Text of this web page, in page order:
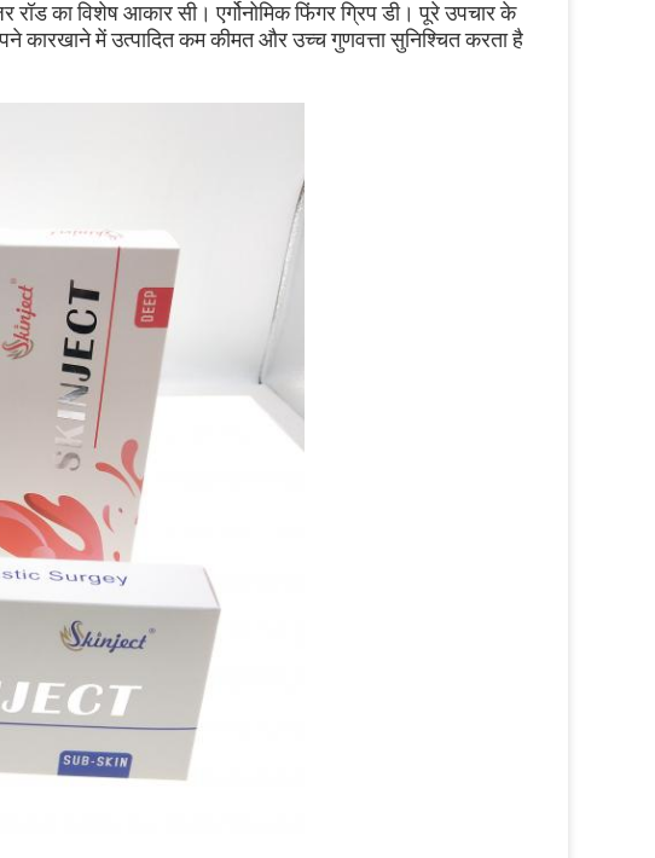
रॉड का विशेष आकार सी। एर्गोनोमिक फिंगर ग्रिप डी। पूरे उपचार के
कारखाने में उत्पादित कम कीमत और उच्च गुणवत्ता सुनिश्चित करता है